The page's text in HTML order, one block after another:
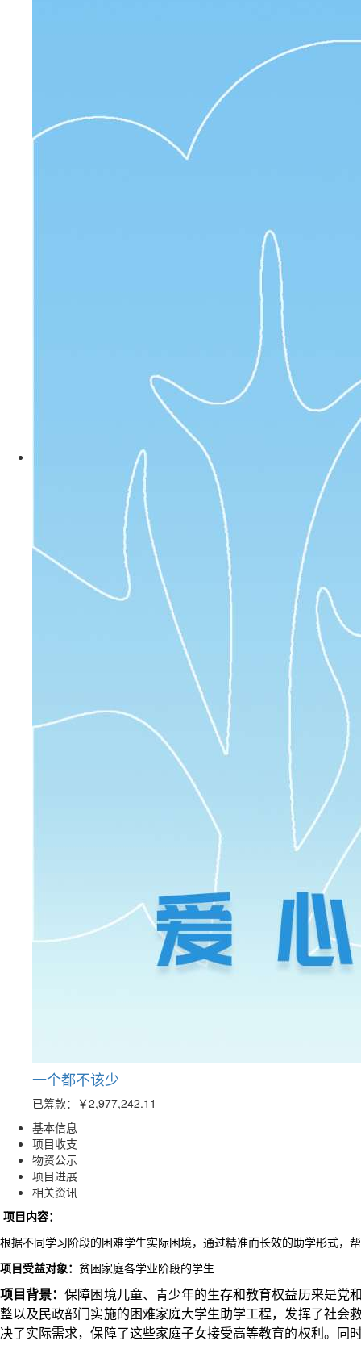
一个都不该少
已筹款： ￥2,977,242.11
基本信息
项目收支
物资公示
项目进展
相关资讯
项目内容：
根据不同学习阶段的困难学生实际困境，通过精准而长效的助学形式，
项目受益对象： 贫困家庭各学业阶段的学生
项目背景：保障困境儿童、青少年的生存和教育权益历来是党
整以及民政部门实施的困难家庭大学生助学工程，发挥了社会
决了实际需求，保障了这些家庭子女接受高等教育的权利。同